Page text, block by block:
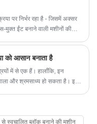
पर निर्भर रहा है - जिसमें अक्सर
ईंट बनाने वाली मशीनों की
को आसान बनाता है
में से एक हैं। हालाँकि, इन
और श्रमसाध्य हो सकता है। इस
से स्वचालित ब्लॉक बनाने की मशीन